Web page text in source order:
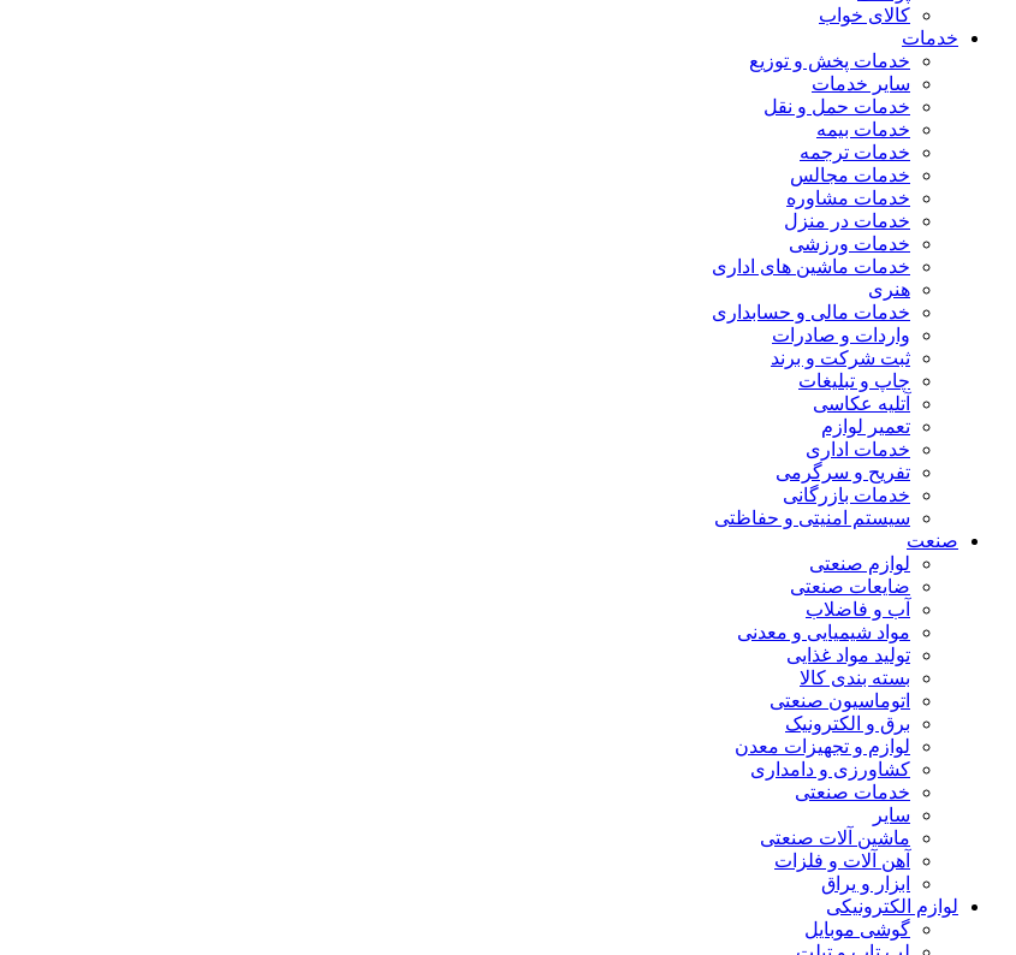
کالای خواب
خدمات
خدمات پخش و توزیع
سایر خدمات
خدمات حمل و نقل
خدمات بیمه
خدمات ترجمه
خدمات مجالس
خدمات مشاوره
خدمات در منزل
خدمات ورزشی
خدمات ماشین های اداری
هنری
خدمات مالی و حسابداری
واردات و صادرات
ثبت شرکت و برند
چاپ و تبلیغات
آتلیه عکاسی
تعمیر لوازم
خدمات اداری
تفریح و سرگرمی
خدمات بازرگانی
سیستم امنیتی و حفاظتی
صنعت
لوازم صنعتی
ضایعات صنعتی
آب و فاضلاب
مواد شیمیایی و معدنی
تولید مواد غذایی
بسته بندی کالا
اتوماسیون صنعتی
برق و الکترونیک
لوازم و تجهیزات معدن
کشاورزی و دامداری
خدمات صنعتی
سایر
ماشین آلات صنعتی
آهن آلات و فلزات
ابزار و یراق
لوازم الکترونیکی
گوشی موبایل